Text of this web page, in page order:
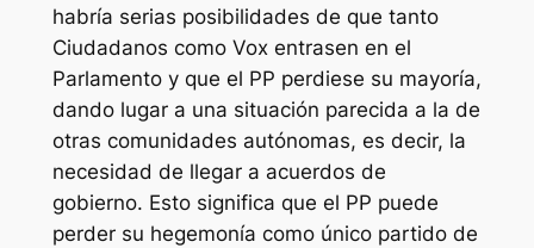
habría serias posibilidades de que tanto
Ciudadanos como Vox entrasen en el
Parlamento y que el PP perdiese su mayoría,
dando lugar a una situación parecida a la de
otras comunidades autónomas, es decir, la
necesidad de llegar a acuerdos de
gobierno. Esto significa que el PP puede
perder su hegemonía como único partido de